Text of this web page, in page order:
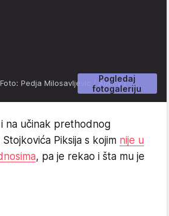
Pogledaj
fotogaleriju
Foto: Pedja Milosavljevic / Alamy /
na učinak prethodnog
Piksija s kojim nije u
, pa je rekao i šta mu je